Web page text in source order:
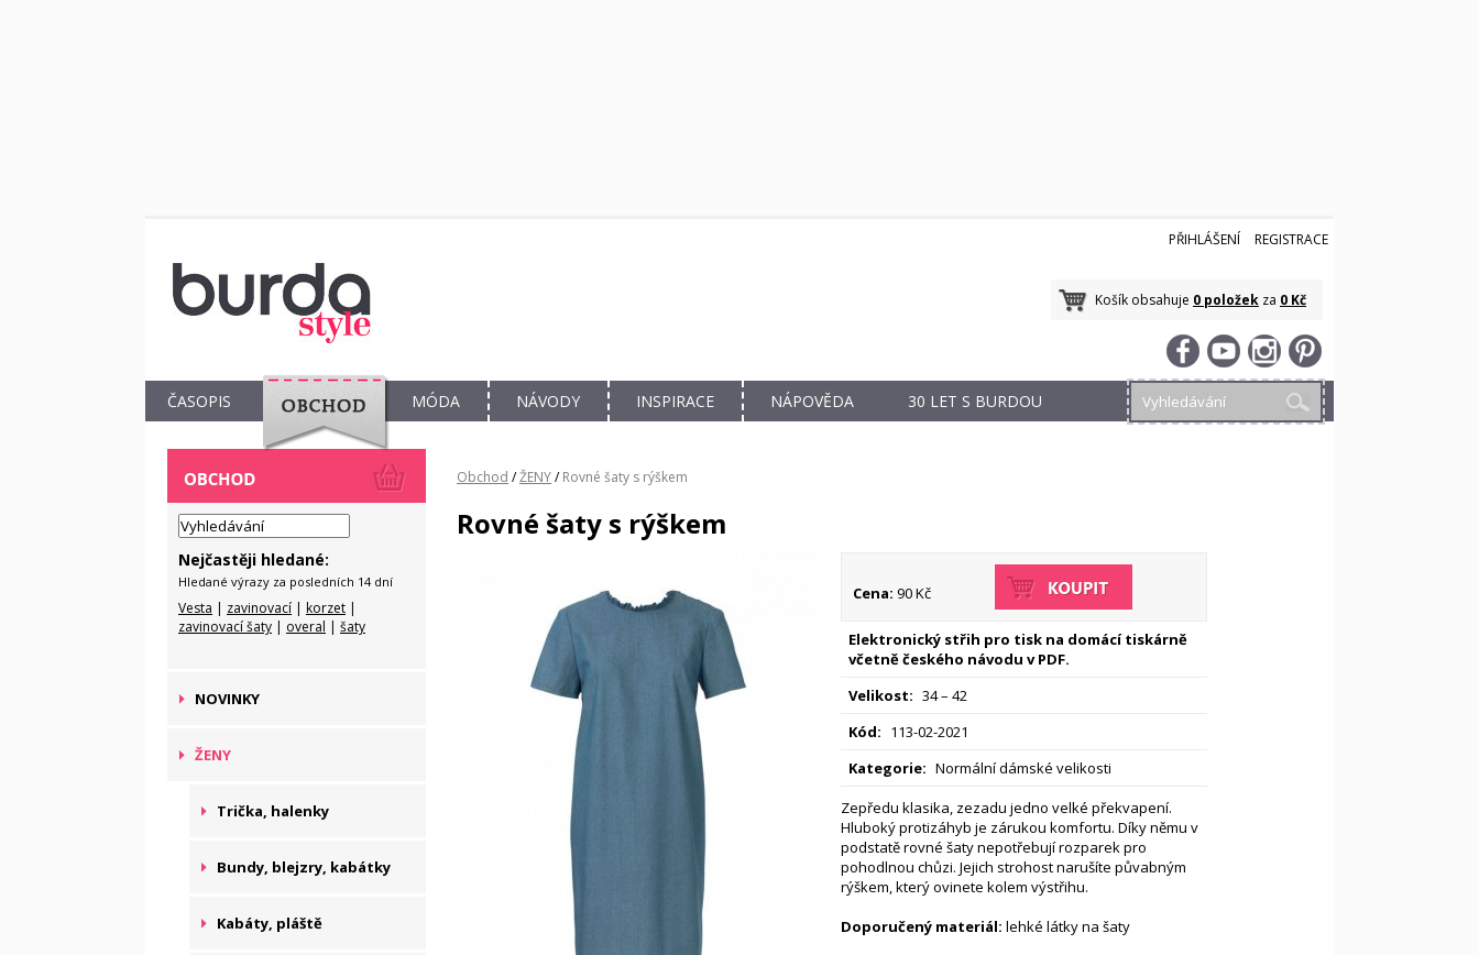
PŘIHLÁŠENÍ REGISTRACE
Košík obsahuje 0 položek za 0 Kč
ČASOPIS
OBCHOD
MÓDA NÁVODY INSPIRACE NÁPOVĚDA 30 LET S BURDOU
Nejčastěji hledané:
Hledané výrazy za posledních 14 dní
Vesta | zavinovací | korzet |
zavinovací šaty | overal | šaty
NOVINKY
ŽENY
Trička, halenky
Bundy, blejzry, kabátky
Kabáty, pláště
Obchod /ŽENY/ Rovné šaty s rýškem
Rovné šaty s rýškem
Cena: 90 Kč
Elektronický střih pro tisk na domácí tiskárně
včetně českého návodu v PDF.
Velikost: 34 – 42
Kód: 113-02-2021
Kategorie: Normální dámské velikosti
Zepředu klasika, zezadu jedno velké překvapení.
Hluboký protizáhyb je zárukou komfortu. Díky němu v
podstatě rovné šaty nepotřebují rozparek pro
pohodlnou chůzi. Jejich strohost narušíte půvabným
rýškem, který ovinete kolem výstřihu.
Doporučený materiál: lehké látky na šaty